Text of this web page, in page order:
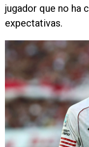
jugador que no ha
expectativas.